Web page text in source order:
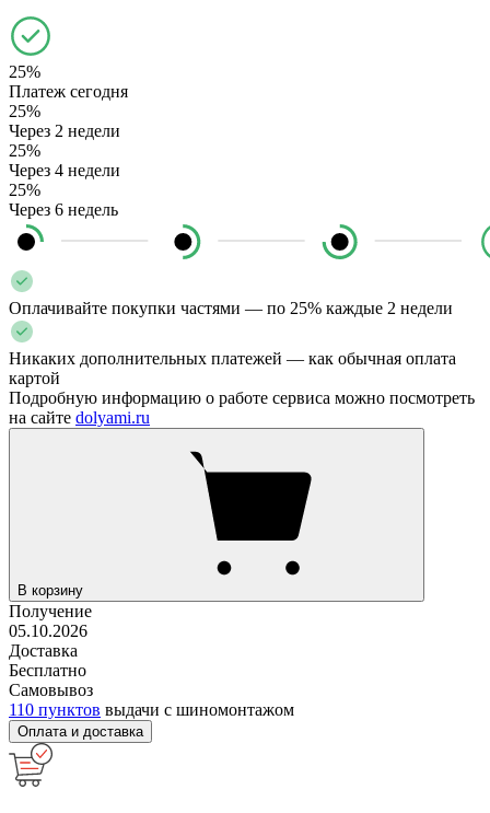
25%
Платеж сегодня
25%
Через 2 недели
25%
Через 4 недели
25%
Через 6 недель
Оплачивайте покупки частями — по 25% каждые 2 недели
Никаких дополнительных платежей — как обычная оплата
картой
Подробную информацию о работе сервиса можно посмотреть
на сайте dolyami.ru
В корзину
Получение
05.10.2026
Доставка
Бесплатно
Самовывоз
110 пунктов выдачи с шиномонтажом
Оплата и доставка